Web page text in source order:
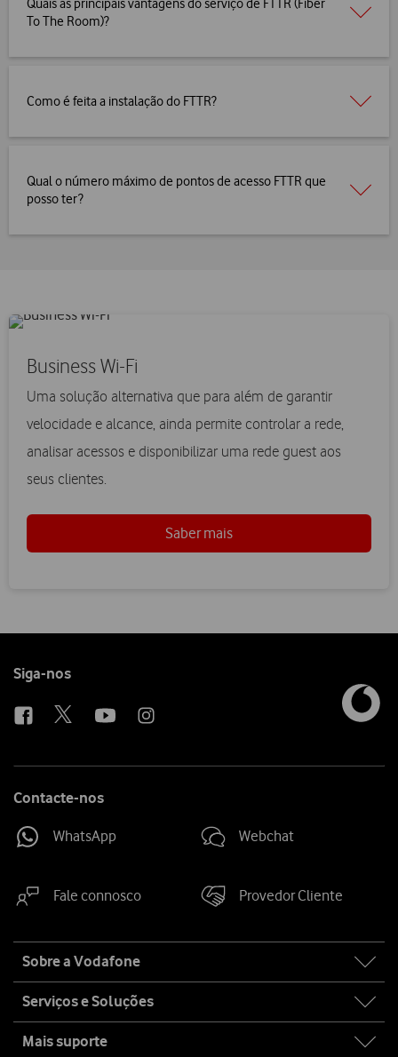
Quais as principais vantagens do serviço de FTTR (Fiber
To The Room)?
Como é feita a instalação do FTTR?
Qual o número máximo de pontos de acesso FTTR que
posso ter?
Business Wi-Fi
Uma solução alternativa que para além de garantir
velocidade e alcance, ainda permite controlar a rede,
analisar acessos e disponibilizar uma rede guest aos
seus clientes.
Saber mais
Follow
Siga-nos
Contacte-nos
WhatsApp Webchat
Fale connosco Provedor Cliente
Site
Sobre a Vodafone
Serviços e Soluções
Mais suporte